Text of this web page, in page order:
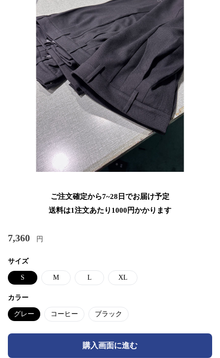
ご注文確定から7~28日でお届け予定
送料は1注文あたり 1000 円かかります
7,360 円
サイズ
S M L XL
カラー
グレー コーヒー ブラック
購入画面に進む